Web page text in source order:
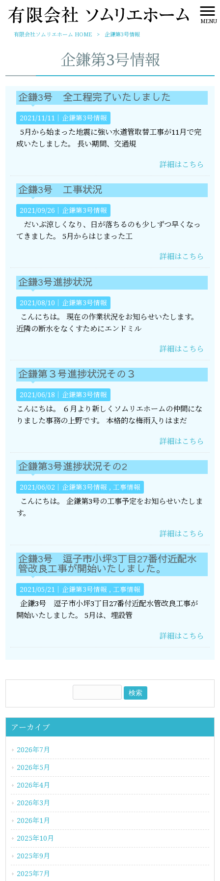
MENU
有限会社ソムリエホーム HOME > 企鎌第3号情報
企鎌第3号情報
企鎌3号 全工程完了いたしました
2021/11/11｜企鎌第3号情報
5月から始まった地震に強い水道管取替工事が11月で完
成いたしました。 長い期間、交通規
詳細はこちら
企鎌3号 工事状況
2021/09/26｜企鎌第3号情報
だいぶ涼しくなり、日が落ちるのも少しずつ早くなっ
てきました。 5月からはじまった工
詳細はこちら
企鎌3号進捗状況
2021/08/10｜企鎌第3号情報
こんにちは。 現在の作業状況をお知らせいたします。
近隣の断水をなくすためにエンドミル
詳細はこちら
企鎌第３号進捗状況その３
2021/06/18｜企鎌第3号情報
こんにちは。 ６月より新しくソムリエホームの仲間にな
りました事務の上野です。 本格的な梅雨入りはまだ
詳細はこちら
企鎌第3号進捗状況その2
2021/06/02｜企鎌第3号情報 工事情報
こんにちは。 企鎌第3号の工事予定をお知らせいたしま
す。
詳細はこちら
企鎌3号 逗子市小坪3丁目27番付近配水
管改良工事が開始いたしました。
2021/05/21｜企鎌第3号情報 工事情報
企鎌3号 逗子市小坪3丁目27番付近配水管改良工事が
開始いたしました。 5月は、埋設管
詳細はこちら
アーカイブ
2026年7月
2026年5月
2026年4月
2026年3月
2026年1月
2025年10月
2025年9月
2025年7月